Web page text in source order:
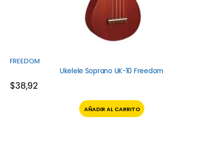
FREEDOM
Ukelele Soprano UK-10 Freedom
$38,92
AÑADIR AL CARRITO